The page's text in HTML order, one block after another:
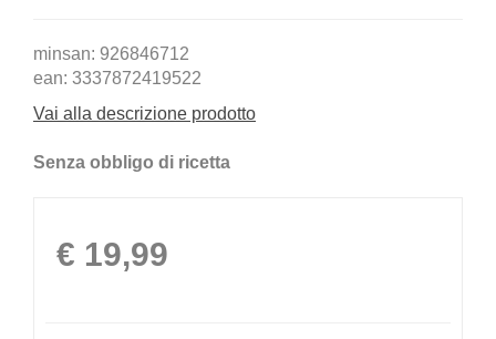
minsan: 926846712
ean: 3337872419522
Vai alla descrizione prodotto
Senza obbligo di ricetta
Prezzo
€ 19,99